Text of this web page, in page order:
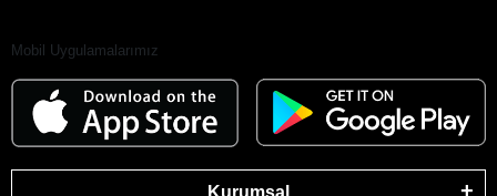
Mobil Uygulamalarımız
Kurumsal